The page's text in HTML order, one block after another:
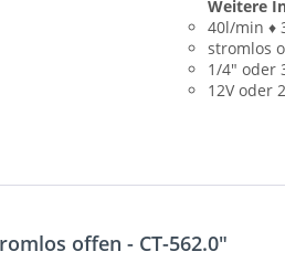
Weitere
40l/min ♦
stromlos
1/4" oder
12V oder
offen - CT-562.0"